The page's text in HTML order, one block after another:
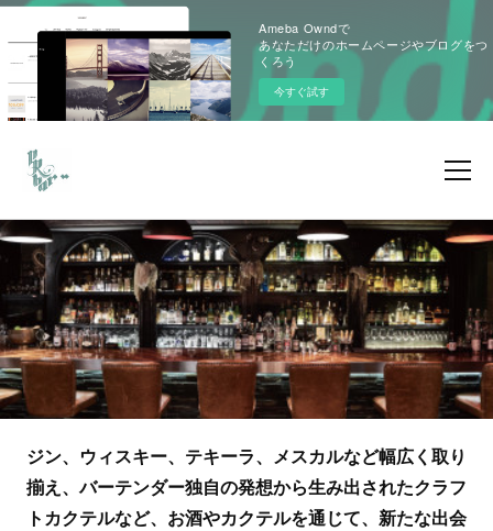
Ameba Owndで
あなただけのホームページやブログをつ
くろう
今すぐ試す
ジン、ウィスキー、テキーラ、メスカルなど幅広く取り
揃え、バーテンダー独自の発想から生み出されたクラフ
トカクテルなど、お酒やカクテルを通じて、新たな出会